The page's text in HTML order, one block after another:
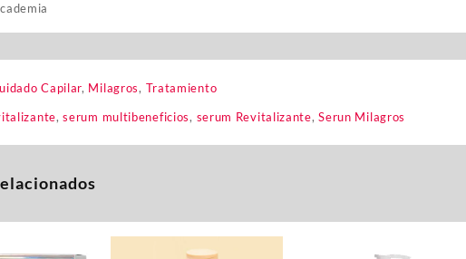
Capilar, Milagros, Tratamiento
,serum multibeneficios, serum Revitalizante,Serun Milagros